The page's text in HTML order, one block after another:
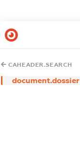
CAHEADER.SEARCH
document.dossier